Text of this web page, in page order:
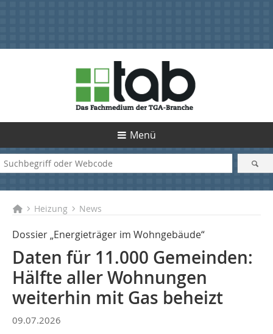
Menü
Heizung News
Dossier „Energieträger im Wohngebäude“
Daten für 11.000 Gemeinden:
Hälfte aller Wohnungen
weiterhin mit Gas beheizt
09.07.2026